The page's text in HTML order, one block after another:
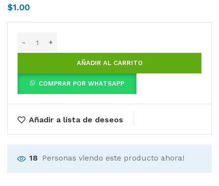
$1.00
AÑADIR AL CARRITO
COMPRAR POR WHATSAPP
Añadir a lista de deseos
18 Personas viendo este producto ahora!